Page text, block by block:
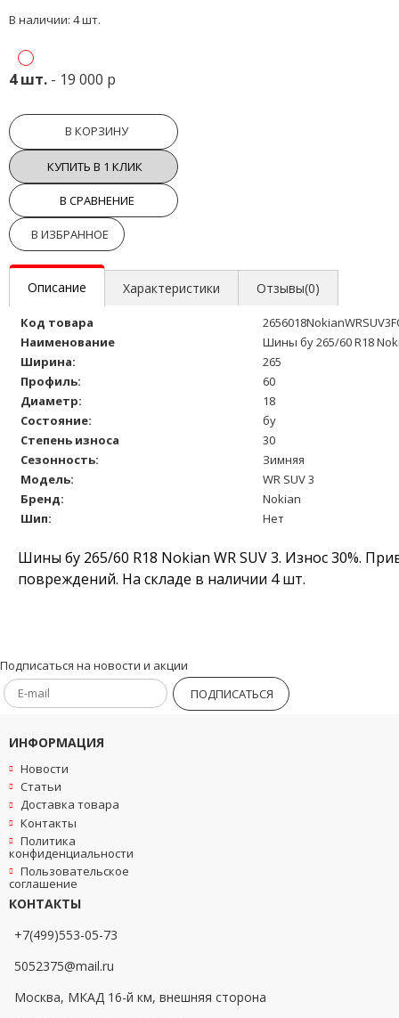
В наличии: 4 шт.
4 шт. - 19 000 р
В КОРЗИНУ
КУПИТЬ В 1 КЛИК
В СРАВНЕНИЕ
В ИЗБРАННОЕ
Описание Характеристики Отзывы(0)
Код товара
Наименование
Шины бу 265/60 R18
Ширина:
265
Профиль:
60
Диаметр:
18
Состояние:
бу
Степень износа
30
Сезонность:
Зимняя
Модель:
WR SUV 3
Бренд:
Nokian
Шип:
Нет
Шины бу 265/60 R18 Nokian WR SUV 3. Износ 30%.
повреждений. На складе в наличии 4 шт.
Подписаться на новости и акции
ПОДПИСАТЬСЯ
ИНФОРМАЦИЯ
Новости
Статьи
Доставка товара
Контакты
Политика
конфиденциальности
Пользовательское
соглашение
КОНТАКТЫ
+7(499)553-05-73
5052375@mail.ru
Москва, МКАД 16-й км, внешняя сторона